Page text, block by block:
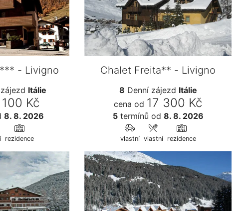
- Livigno
Itálie
Kč
8. 8. 2026
rezidence
Chalet Freita** - Livigno
8 Denní zájezd Itálie
cena od 17 300 Kč
5termínů od 8. 8. 2026
vlastní vlastní rezidence